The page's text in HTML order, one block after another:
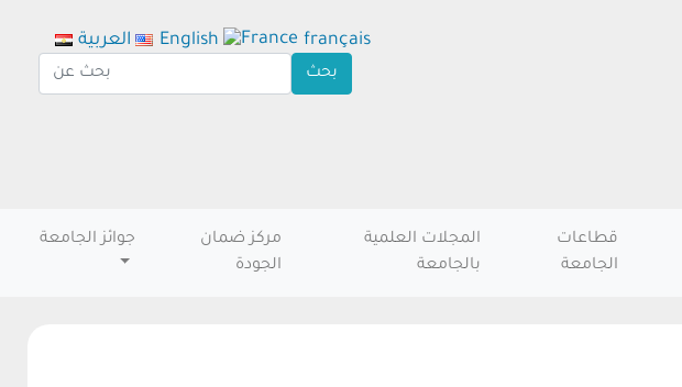
قطاعات
الجامعة
المجلات العلمية
بالجامعة
مركز ضمان
الجودة
جوائز الجامعة
العربية English français